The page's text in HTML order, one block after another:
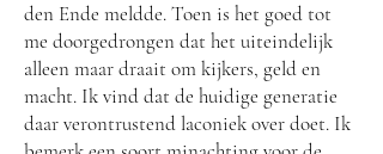
den Ende meldde. Toen is het goed tot
me doorgedrongen dat het uiteindelijk
alleen maar draait om kijkers, geld en
macht. Ik vind dat de huidige generatie
daar verontrustend laconiek over doet. Ik